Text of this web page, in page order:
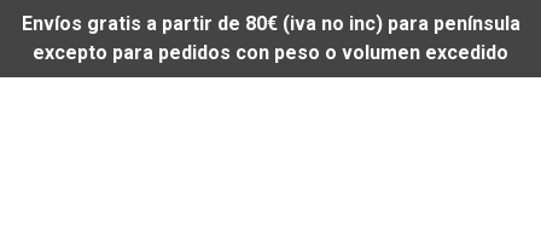
Envíos gratis a partir de 80€ (iva no inc) para península
excepto para pedidos con peso o volumen excedido